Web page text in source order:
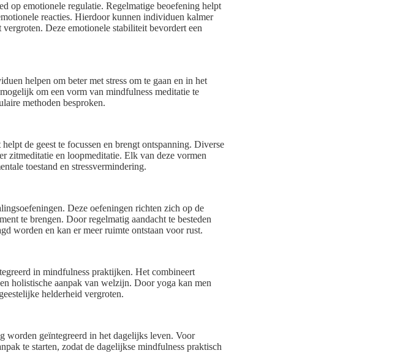
op emotionele regulatie. Regelmatige beoefening helpt
reacties. Hierdoor kunnen individuen kalmer
Deze emotionele stabiliteit bevordert een
helpen om beter met stress om te gaan en in het
om een vorm van mindfulness meditatie te
methoden besproken.
de geest te focussen en brengt ontspanning. Diverse
zitmeditatie en loopmeditatie. Elk van deze vormen
toestand en stressvermindering.
Deze oefeningen richten zich op de
te brengen. Door regelmatig aandacht te besteden
worden en kan er meer ruimte ontstaan voor rust.
in mindfulness praktijken. Het combineert
holistische aanpak van welzijn. Door yoga kan men
helderheid vergroten.
worden geïntegreerd in het dagelijks leven. Voor
te starten, zodat de dagelijkse mindfulness praktisch